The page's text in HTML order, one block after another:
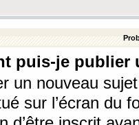
puis-je
un nouveau
sur l’écran du